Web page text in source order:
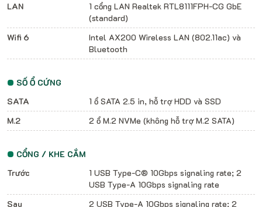
LAN
1 cổng LAN Realtek RTL8111FPH-CG GbE
(standard)
Wifi 6
Intel AX200 Wireless LAN (802.11ac) và
Bluetooth
SỐ Ổ CỨNG
SATA
1 ổ SATA 2.5 in, hỗ trợ HDD và SSD
M.2
2 ổ M.2 NVMe (không hỗ trợ M.2 SATA)
CỔNG / KHE CẮM
Trước
1 USB Type-C® 10Gbps signaling rate; 2
USB Type-A 10Gbps signaling rate
Sau
2 USB Type-A 10Gbps signaling rate; 2